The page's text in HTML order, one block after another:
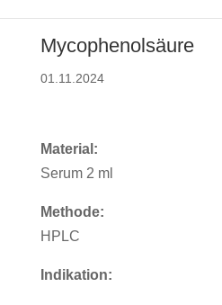
Mycophenolsäure
01.11.2024
Material:
Serum 2 ml
Methode:
HPLC
Indikation: